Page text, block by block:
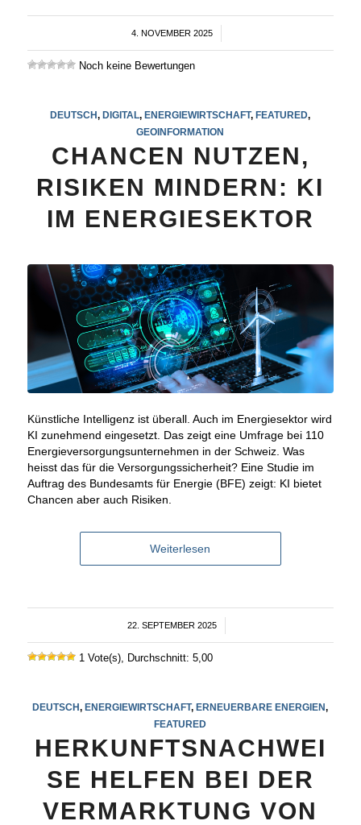
4. NOVEMBER 2025
/
Noch keine Bewertungen
DEUTSCH,DIGITAL,ENERGIEWIRTSCHAFT,FEATURED,
GEOINFORMATION
CHANCEN NUTZEN,
RISIKEN MINDERN: KI
IM ENERGIESEKTOR
Künstliche Intelligenz ist überall. Auch im Energiesektor wird
KI zunehmend eingesetzt. Das zeigt eine Umfrage bei 110
Energieversorgungsunternehmen in der Schweiz. Was
heisst das für die Versorgungssicherheit? Eine Studie im
Auftrag des Bundesamts für Energie (BFE) zeigt: KI bietet
Chancen aber auch Risiken.
Weiterlesen
22. SEPTEMBER 2025
/
1 Vote(s), Durchschnitt: 5,00
DEUTSCH,ENERGIEWIRTSCHAFT,ERNEUERBARE ENERGIEN,
FEATURED
HERKUNFTSNACHWEI
SE HELFEN BEI DER
VERMARKTUNG VON